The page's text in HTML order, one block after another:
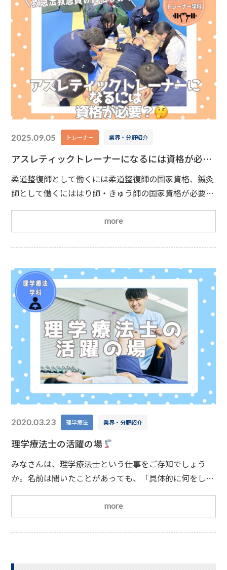
2025.09.05 トレーナー 業界・分野紹介
アスレティックトレーナーになるには資格が必
要？
！
柔道整復師として働くには柔道整復師の国家資格、鍼灸
師として働くにははり師・きゅう師の国家資格が必要で
す。では、さまざまなスポーツ現場でアスリートを支え
ているアスレティックトレーナーの場合はどうでしょう
か？
アスレティックトレーナーのお仕事
アスレ
ティックトレーナーは、ケガを予防しながらアスリート
日常的なトレーニング指導
ケガをした際の応急処置
more
2020.03.23 理学療法 業界・分野紹介
理学療法士の活躍の場
みなさんは、理学療法士という仕事をご存知でしょう
か。名前は聞いたことがあっても、「具体的に何をして
ん。そこで今回は、・理学療法士とはどんな仕事なの
か・どんな場所で活躍しているのか、これらをご紹介し
ます
理学療法士とは？理学療法士は、先天的・後
が困難な方に対して、身体機能の維持・回復をサポート
more